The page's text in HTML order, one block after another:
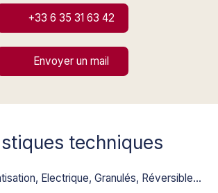
+33 6 35 31 63 42
Envoyer un mail
techniques
Climatisation, Electrique, Granulés, Réversible/Individuel